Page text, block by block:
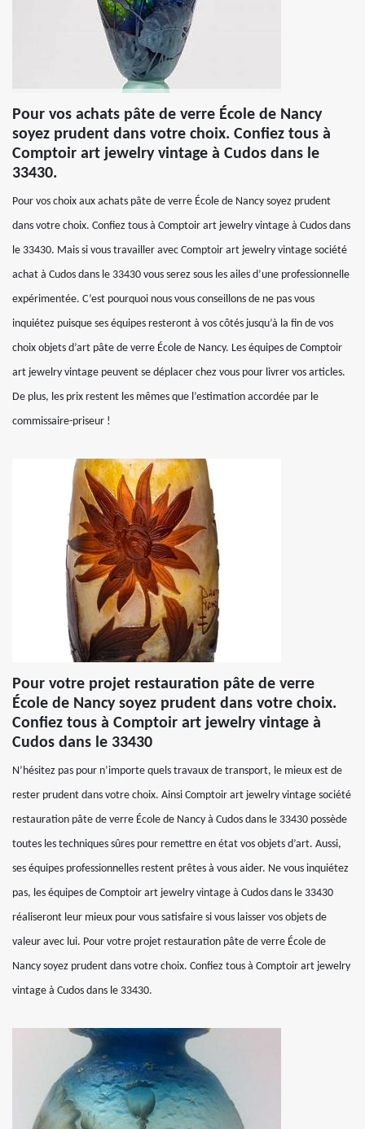
Pour vos achats pâte de verre École de Nancy
soyez prudent dans votre choix. Confiez tous à
Comptoir art jewelry vintage à Cudos dans le
33430.
Pour vos choix aux achats pâte de verre École de Nancy soyez prudent
dans votre choix. Confiez tous à Comptoir art jewelry vintage à Cudos dans
le 33430. Mais si vous travailler avec Comptoir art jewelry vintage société
achat à Cudos dans le 33430 vous serez sous les ailes d’une professionnelle
expérimentée. C’est pourquoi nous vous conseillons de ne pas vous
inquiétez puisque ses équipes resteront à vos côtés jusqu’à la fin de vos
choix objets d’art pâte de verre École de Nancy. Les équipes de Comptoir
art jewelry vintage peuvent se déplacer chez vous pour livrer vos articles.
De plus, les prix restent les mêmes que l’estimation accordée par le
commissaire-priseur !
Pour votre projet restauration pâte de verre
École de Nancy soyez prudent dans votre choix.
Confiez tous à Comptoir art jewelry vintage à
Cudos dans le 33430
N’hésitez pas pour n’importe quels travaux de transport, le mieux est de
rester prudent dans votre choix. Ainsi Comptoir art jewelry vintage société
restauration pâte de verre École de Nancy à Cudos dans le 33430 possède
toutes les techniques sûres pour remettre en état vos objets d’art. Aussi,
ses équipes professionnelles restent prêtes à vous aider. Ne vous inquiétez
pas, les équipes de Comptoir art jewelry vintage à Cudos dans le 33430
réaliseront leur mieux pour vous satisfaire si vous laisser vos objets de
valeur avec lui. Pour votre projet restauration pâte de verre École de
Nancy soyez prudent dans votre choix. Confiez tous à Comptoir art jewelry
vintage à Cudos dans le 33430.